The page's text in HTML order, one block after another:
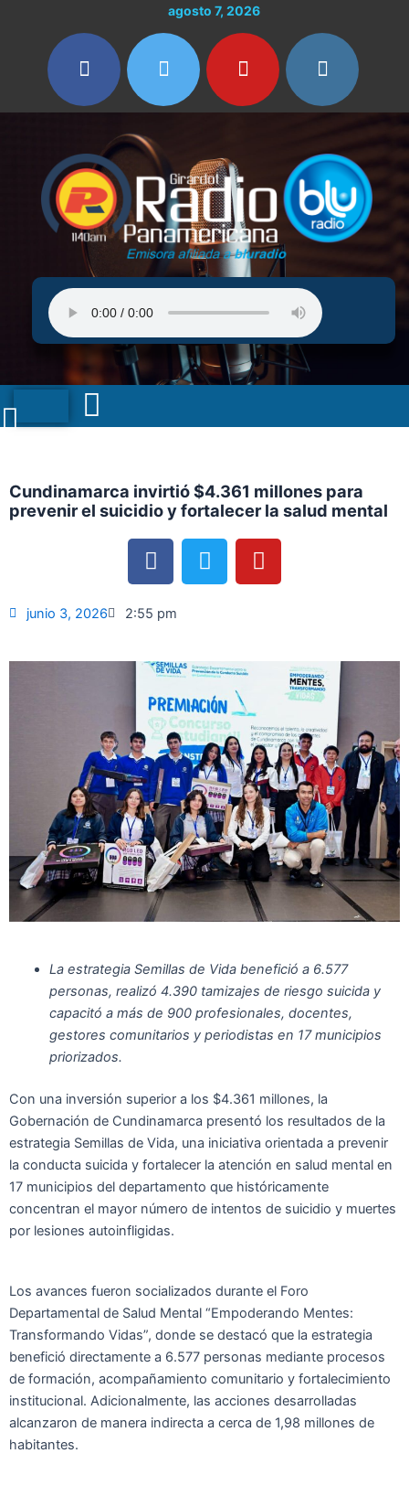
contenido
agosto 7, 2026
Menu
Cundinamarca invirtió $4.361 millones para
prevenir el suicidio y fortalecer la salud mental
F
a
c
e
o
k
T
w
i
r
Y
o
u
junio 3, 2026 2:55 pm
La estrategia Semillas de Vida benefició a 6.577
personas, realizó 4.390 tamizajes de riesgo suicida y
capacitó a más de 900 profesionales, docentes,
gestores comunitarios y periodistas en 17 municipios
priorizados.
Con una inversión superior a los $4.361 millones, la
Gobernación de Cundinamarca presentó los resultados de la
estrategia Semillas de Vida, una iniciativa orientada a prevenir
la conducta suicida y fortalecer la atención en salud mental en
17 municipios del departamento que históricamente
concentran el mayor número de intentos de suicidio y muertes
por lesiones autoinfligidas.
Los avances fueron socializados durante el Foro
Departamental de Salud Mental “Empoderando Mentes:
Transformando Vidas”, donde se destacó que la estrategia
benefició directamente a 6.577 personas mediante procesos
de formación, acompañamiento comunitario y fortalecimiento
institucional. Adicionalmente, las acciones desarrolladas
alcanzaron de manera indirecta a cerca de 1,98 millones de
habitantes.